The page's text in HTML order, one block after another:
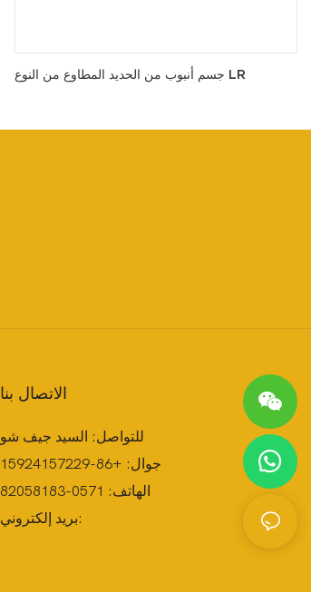
جسم أنبوب من الحديد المطاوع من النوع LR
الاتصال بنا
للتواصل: السيد جيف شو
جوال: +86-15924157229
الهاتف: 0571-82058183
بريد إلكتروني: